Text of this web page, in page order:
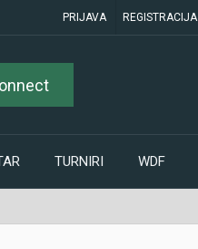
PRIJAVA REGISTRACIJA
TURNIRI WDF